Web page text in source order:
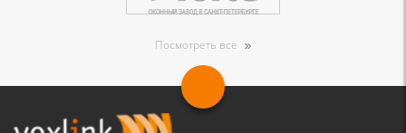
Посмотреть все